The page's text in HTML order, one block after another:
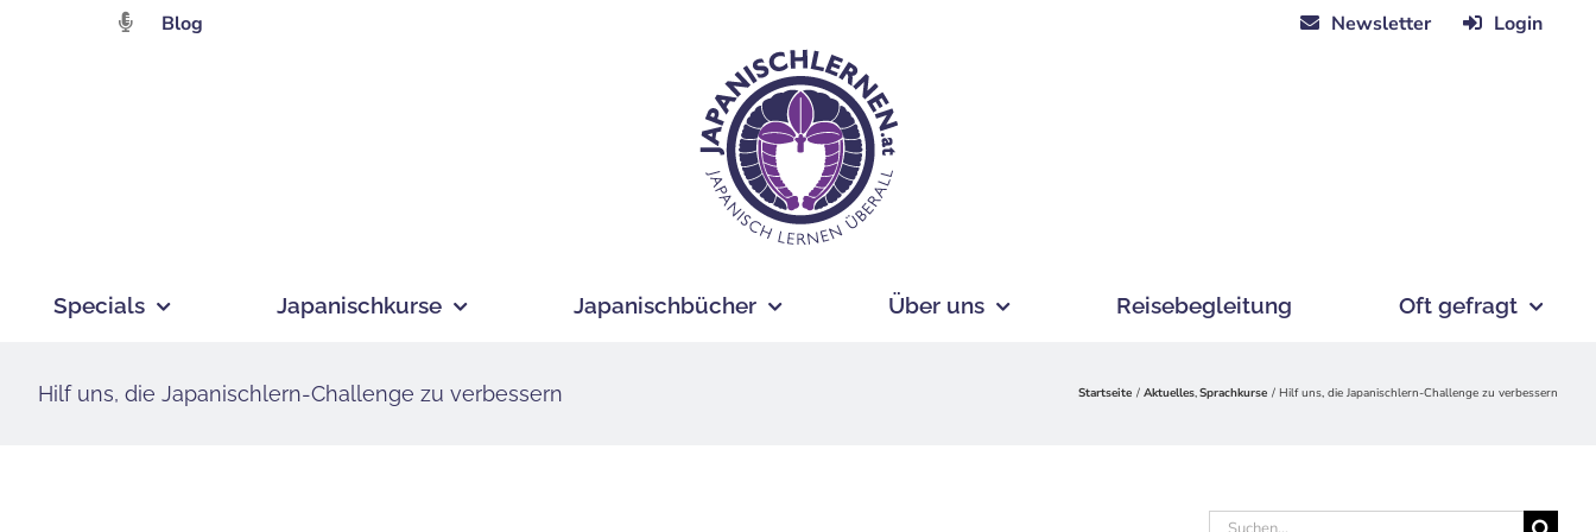
Blog Newsletter Login
Specials Japanischkurse Japanischbücher Über uns Reisebegleitung Oft gefragt
Hilf uns, die Japanischlern-Challenge zu verbessern Startseite Aktuelles Sprachkurse Hilf uns, die Japanischlern-Challenge zu verbessern
Suche